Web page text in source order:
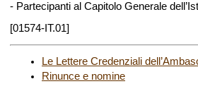
- Partecipanti al Capitolo Generale
[01574-IT.01]
Le Lettere Credenziali
Rinunce e nomine